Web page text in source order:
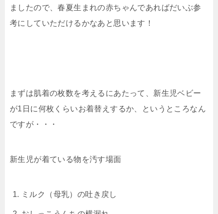
ましたので、春夏生まれの赤ちゃんであればだいぶ参
考にしていただけるかなあと思います！
まずは肌着の枚数を考えるにあたって、新生児ベビー
が1日に何枚くらいお着替えするか、というところなん
ですが・・・
新生児が着ている物を汚す場面
ミルク（母乳）の吐き戻し